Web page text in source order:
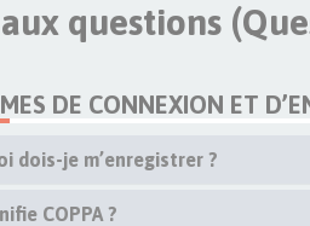
questions
DE CONNEXION ET
dois-je m’enregistrer ?
COPPA ?